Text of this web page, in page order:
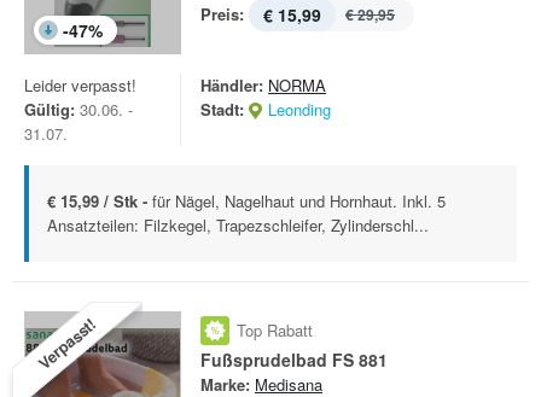
-47%
Preis: € 15,99 € 29,95
Leider verpasst!
Gültig: 30.06. -
31.07.
Händler: NORMA
Stadt:
Leonding
€ 15,99 / Stk - für Nägel, Nagelhaut und Hornhaut. Inkl. 5
Ansatzteilen: Filzkegel, Trapezschleifer, Zylinderschl...
Verpasst! Top Rabatt
Fußsprudelbad FS 881
Marke: Medisana